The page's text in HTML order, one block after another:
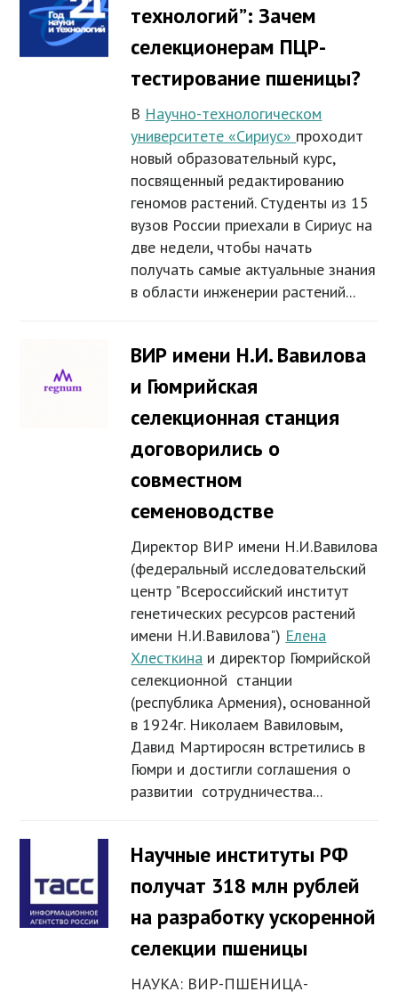
технологий”: Зачем
селекционерам ПЦР-
тестирование пшеницы?
В Научно-технологическом
университете «Сириус» проходит
новый образовательный курс,
посвященный редактированию
геномов растений. Студенты из 15
вузов России приехали в Сириус на
две недели, чтобы начать
получать самые актуальные знания
в области инженерии растений...
ВИР имени Н.И. Вавилова
и Гюмрийская
селекционная станция
договорились о
совместном
семеноводстве
Директор ВИР имени Н.И.Вавилова
(федеральный исследовательский
центр "Всероссийский институт
генетических ресурсов растений
имени Н.И.Вавилова") Елена
Хлесткина и директор Гюмрийской
селекционной станции
(республика Армения), основанной
в 1924г. Николаем Вавиловым,
Давид Мартиросян встретились в
Гюмри и достигли соглашения о
развитии сотрудничества...
Научные институты РФ
получат 318 млн рублей
на разработку ускоренной
селекции пшеницы
НАУКА: ВИР-ПШЕНИЦА-